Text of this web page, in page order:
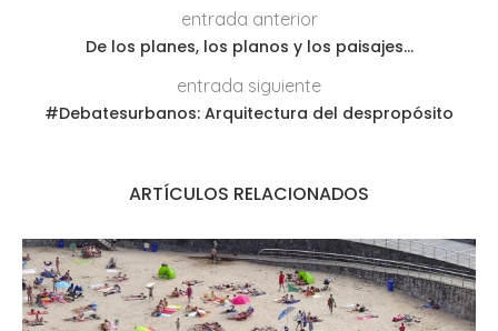
entrada anterior
De los planes, los planos y los paisajes…
entrada siguiente
#Debatesurbanos: Arquitectura del despropósito
ARTÍCULOS RELACIONADOS